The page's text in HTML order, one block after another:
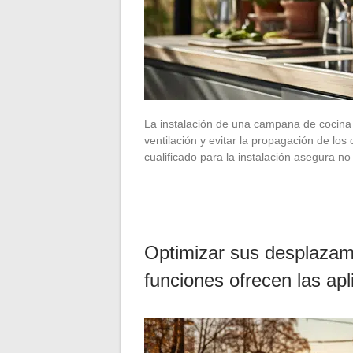
La instalación de una campana de
ventilación y evitar la propagación de
cualificado para la instalación asegura
Optimizar sus
funciones ofrecen las